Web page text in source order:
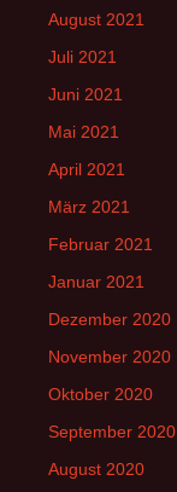
August 2021
Juli 2021
Juni 2021
Mai 2021
April 2021
März 2021
Februar 2021
Januar 2021
Dezember 2020
November 2020
Oktober 2020
September 2020
August 2020